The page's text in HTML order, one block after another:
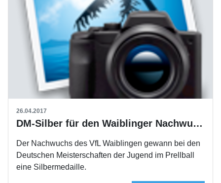
26.04.2017
DM-Silber für den Waiblinger Nachwuchs
Der Nachwuchs des VfL Waiblingen gewann bei den
Deutschen Meisterschaften der Jugend im Prellball
eine Silbermedaille.